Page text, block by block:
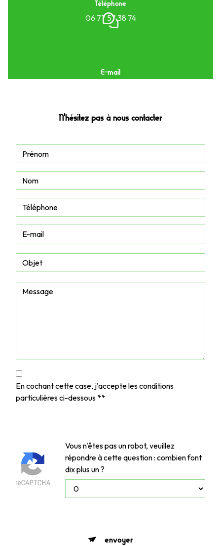
Téléphone
06 77 57 38 74
E-mail
N'hésitez pas à nous contacter
En cochant cette case, j'accepte les conditions
particulières ci-dessous **
Vous n'êtes pas un robot, veuillez
répondre à cette question : combien font
dix plus un ?
envoyer